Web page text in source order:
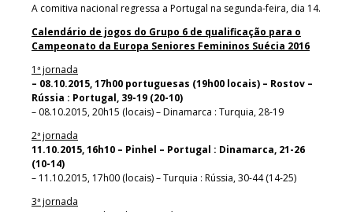
A comitiva nacional regressa a Portugal na segunda-feira, dia 14.
Calendário de jogos do Grupo 6 de qualificação para o
Campeonato da Europa Seniores Femininos Suécia 2016
1ª jornada
– 08.10.2015, 17h00 portuguesas (19h00 locais) – Rostov –
Rússia : Portugal, 39-19 (20-10)
– 08.10.2015, 20h15 (locais) – Dinamarca : Turquia, 28-19
2ª jornada
11.10.2015, 16h10 – Pinhel – Portugal : Dinamarca, 21-26
(10-14)
– 11.10.2015, 17h00 (locais) – Turquia : Rússia, 30-44 (14-25)
3ª jornada